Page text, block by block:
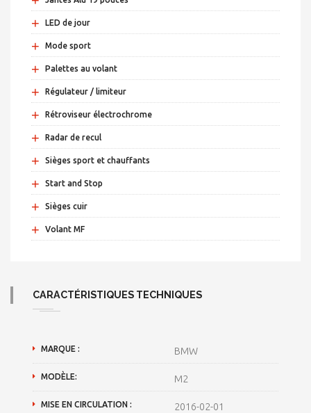
+ LED de jour
+ Mode sport
+ Palettes au volant
+ Régulateur / limiteur
+ Rétroviseur électrochrome
+ Radar de recul
+ Sièges sport et chauffants
+ Start and Stop
+ Sièges cuir
+ Volant MF
CARACTÉRISTIQUES TECHNIQUES
MARQUE : BMW
MODÈLE: M2
MISE EN CIRCULATION : 2016-02-01